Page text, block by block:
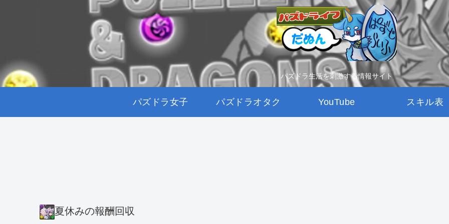
パズドラ生活を刺激する情報サイト
パズドラ女子 パズドラオタク YouTube スキル表
夏休みの報酬回収